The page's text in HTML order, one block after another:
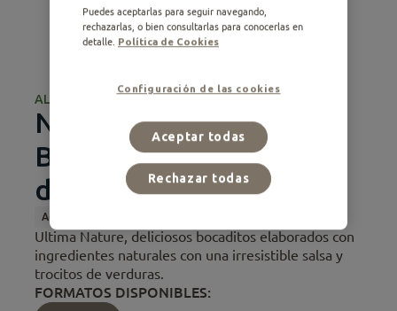
ALIMENTO HÚMEDO
Nature con Salmón,
Bacalao, Atún y Pescado
del Océano
Adulto
Ultima Nature, deliciosos bocaditos elaborados con
ingredientes naturales con una irresistible salsa y
trocitos de verduras.
FORMATOS DISPONIBLES:
Puedes aceptarlas para seguir navegando,
rechazarlas, o bien consultarlas para conocerlas en
detalle. Política de Cookies
Configuración de las cookies
Rechazar todas
Aceptar todas